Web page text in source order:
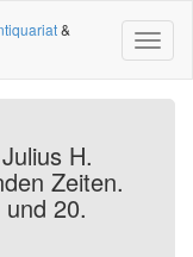
&
H.
Zeiten.
20.